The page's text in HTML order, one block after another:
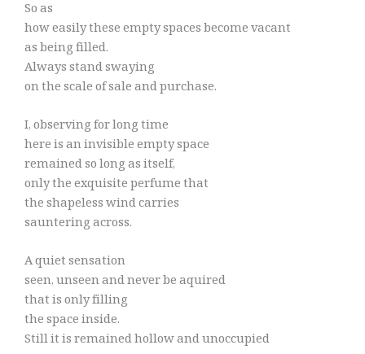
So as
how easily these empty spaces become vacant
as being filled.
Always stand swaying
on the scale of sale and purchase.
I, observing for long time
here is an invisible empty space
remained so long as itself,
only the exquisite perfume that
the shapeless wind carries
sauntering across.
A quiet sensation
seen, unseen and never be aquired
that is only filling
the space inside.
Still it is remained hollow and unoccupied